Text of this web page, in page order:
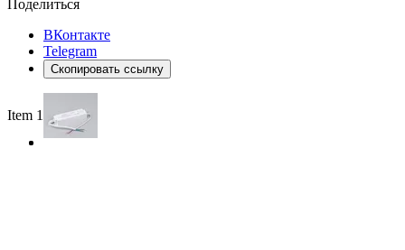
Поделиться
ВКонтакте
Telegram
Скопировать ссылку
Item 1 of 2